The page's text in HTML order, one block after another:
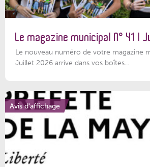
Le magazine municipal N° 41 |
Le nouveau numéro de votre magazine
Juillet 2026 arrive dans vos boîtes...
Avis d'affichage